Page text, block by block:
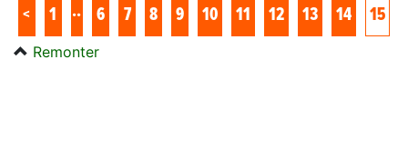
< 1 .. 6 7 8 9 10 11 12 13 14 15
Remonter